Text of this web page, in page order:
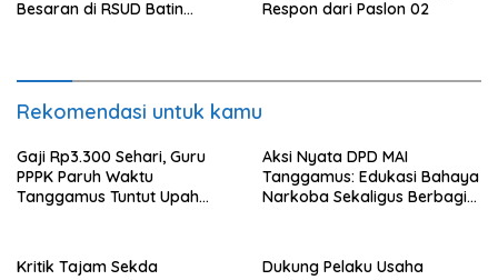
Besaran di RSUD Batin
Respon dari Paslon 02
Rekomendasi untuk kamu
Gaji Rp3.300 Sehari, Guru
PPPK Paruh Waktu
Tanggamus Tuntut Upah
Aksi Nyata DPD MAI
Tanggamus: Edukasi Bahaya
Narkoba Sekaligus Berbagi
Kritik Tajam Sekda
Dukung Pelaku Usaha